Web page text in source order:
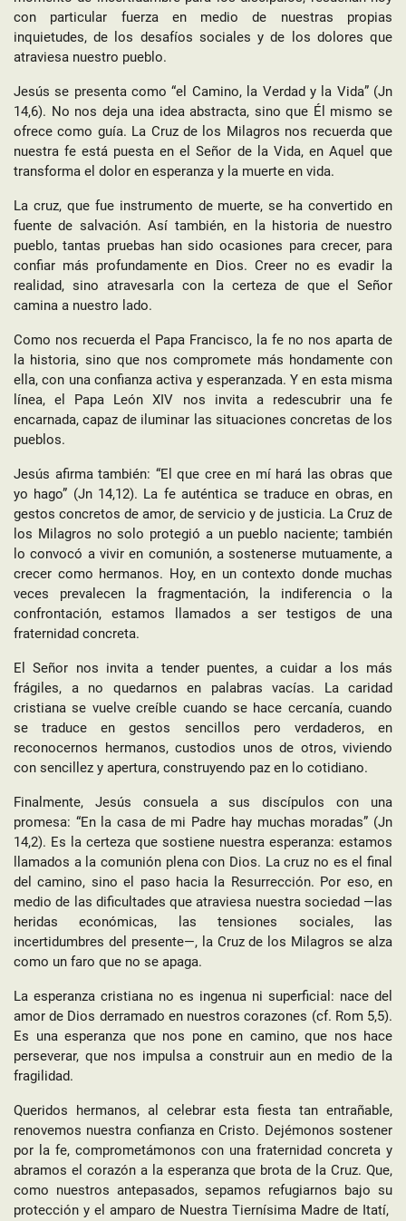
con particular fuerza en medio de nuestras propias
inquietudes, de los desafíos sociales y de los dolores que
atraviesa nuestro pueblo.
Jesús se presenta como “el Camino, la Verdad y la Vida” (Jn
14,6). No nos deja una idea abstracta, sino que Él mismo se
ofrece como guía. La Cruz de los Milagros nos recuerda que
nuestra fe está puesta en el Señor de la Vida, en Aquel que
transforma el dolor en esperanza y la muerte en vida.
La cruz, que fue instrumento de muerte, se ha convertido en
fuente de salvación. Así también, en la historia de nuestro
pueblo, tantas pruebas han sido ocasiones para crecer, para
confiar más profundamente en Dios. Creer no es evadir la
realidad, sino atravesarla con la certeza de que el Señor
camina a nuestro lado.
Como nos recuerda el Papa Francisco, la fe no nos aparta de
la historia, sino que nos compromete más hondamente con
ella, con una confianza activa y esperanzada. Y en esta misma
línea, el Papa León XIV nos invita a redescubrir una fe
encarnada, capaz de iluminar las situaciones concretas de los
pueblos.
Jesús afirma también: “El que cree en mí hará las obras que
yo hago” (Jn 14,12). La fe auténtica se traduce en obras, en
gestos concretos de amor, de servicio y de justicia. La Cruz de
los Milagros no solo protegió a un pueblo naciente; también
lo convocó a vivir en comunión, a sostenerse mutuamente, a
crecer como hermanos. Hoy, en un contexto donde muchas
veces prevalecen la fragmentación, la indiferencia o la
confrontación, estamos llamados a ser testigos de una
fraternidad concreta.
El Señor nos invita a tender puentes, a cuidar a los más
frágiles, a no quedarnos en palabras vacías. La caridad
cristiana se vuelve creíble cuando se hace cercanía, cuando
se traduce en gestos sencillos pero verdaderos, en
reconocernos hermanos, custodios unos de otros, viviendo
con sencillez y apertura, construyendo paz en lo cotidiano.
Finalmente, Jesús consuela a sus discípulos con una
promesa: “En la casa de mi Padre hay muchas moradas” (Jn
14,2). Es la certeza que sostiene nuestra esperanza: estamos
llamados a la comunión plena con Dios. La cruz no es el final
del camino, sino el paso hacia la Resurrección. Por eso, en
medio de las dificultades que atraviesa nuestra sociedad —las
heridas económicas, las tensiones sociales, las
incertidumbres del presente—, la Cruz de los Milagros se alza
como un faro que no se apaga.
La esperanza cristiana no es ingenua ni superficial: nace del
amor de Dios derramado en nuestros corazones (cf. Rom 5,5).
Es una esperanza que nos pone en camino, que nos hace
perseverar, que nos impulsa a construir aun en medio de la
fragilidad.
Queridos hermanos, al celebrar esta fiesta tan entrañable,
renovemos nuestra confianza en Cristo. Dejémonos sostener
por la fe, comprometámonos con una fraternidad concreta y
abramos el corazón a la esperanza que brota de la Cruz. Que,
como nuestros antepasados, sepamos refugiarnos bajo su
protección y el amparo de Nuestra Tiernísima Madre de Itatí,